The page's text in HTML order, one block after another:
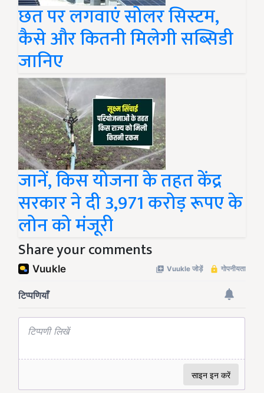
छत पर लगवाएं सोलर सिस्टम,
कैसे और कितनी मिलेगी सब्सिडी
जानिए
जानें, किस योजना के तहत केंद्र
सरकार ने दी 3,971 करोड़ रूपए के
लोन को मंजूरी
Share your comments